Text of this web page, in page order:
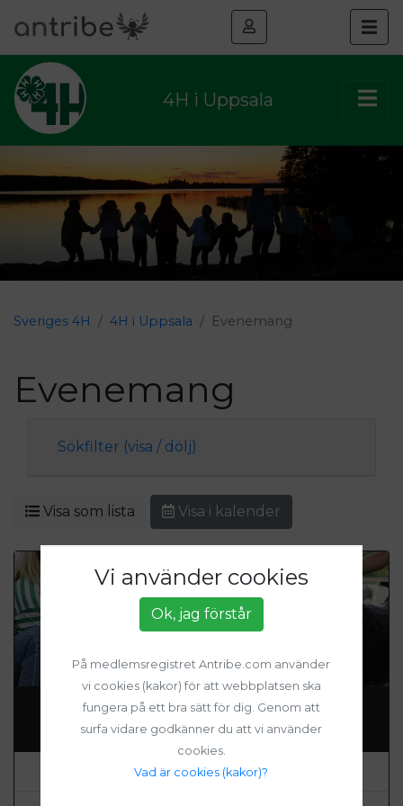
4H i Uppsala
Sveriges 4H 4H i Uppsala Evenemang
Evenemang
Sökfilter (visa / dölj)
Visa som lista Visa i kalender
Halvårskort helgaktiviteter Uppsalas 4H-
gårdar
4H i Uppsala
Vi använder cookies
Ok, jag förstår
På medlemsregistret Antribe.com använder
vi cookies (kakor) för att webbplatsen ska
fungera på ett bra sätt för dig. Genom att
surfa vidare godkänner du att vi använder
cookies.
Vad är cookies (kakor)?